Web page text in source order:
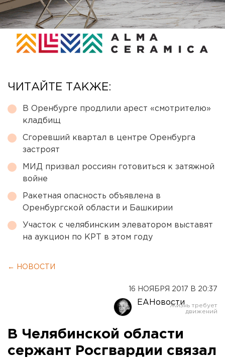
ЧИТАЙТЕ ТАКЖЕ:
В Оренбурге продлили арест «смотрителю»
кладбищ
Сгоревший квартал в центре Оренбурга
застроят
МИД призвал россиян готовиться к затяжной
войне
Ракетная опасность объявлена в
Оренбургской области и Башкирии
Участок с челябинским элеватором выставят
на аукцион по КРТ в этом году
← НОВОСТИ
16 НОЯБРЯ 2017 В 20:37
ЕАНовости
В Челябинской области
сержант Росгвардии связал